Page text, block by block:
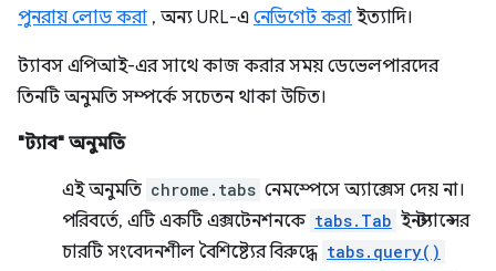
পুনরায় লোড করা , অন্য URL-এ নেভিগেট করা ইত্যাদি।
ট্যাবস এপিআই-এর সাথে কাজ করার সময় ডেভেলপারদের
তিনটি অনুমতি সম্পর্কে সচেতন থাকা উচিত।
"ট্যাব" অনুমতি
এই অনুমতি chrome.tabs নেমস্পেসে অ্যাক্সেস দেয় না।
পরিবর্তে, এটি একটি এক্সটেনশনকে tabs.Tab ইনস্ট্যান্সের
চারটি সংবেদনশীল বৈশিষ্ট্যের বিরুদ্ধে tabs.query()